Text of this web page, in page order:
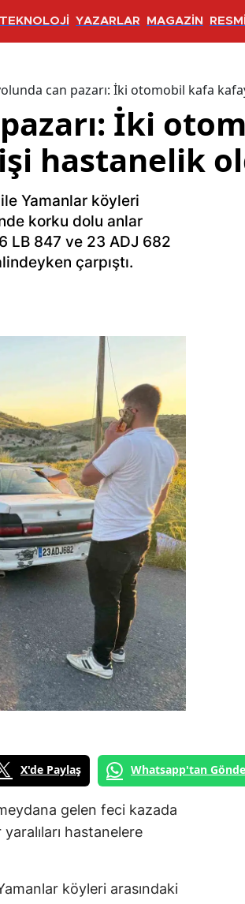
TEKNOLOJİ YAZARLAR MAGAZİN
can pazarı: İki otomobil kafa
İki
hastanelik
ile Yamanlar köyleri
korku dolu anlar
LB 847 ve 23 ADJ 682
çarpıştı.
X'de Paylaş Whatsapp'tan
gelen feci kazada
hastanelere
köyleri arasındaki